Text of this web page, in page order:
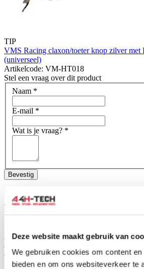
Deze website maakt gebruik van
We gebruiken cookies om content
bieden en om ons websiteverkeer te
TIP
VMS Racing claxon/toeter knop zilver met
(universeel)
Artikelcode: VM-HT018
Stel een vraag over dit product
Naam *
E-mail *
Wat is je vraag? *
Bevestig
Dit formulier wordt beschermd door
Privacybeleid van Google
toepassing.
Alleen geregistreerde gebruikers kunnen
of
Omschrijving